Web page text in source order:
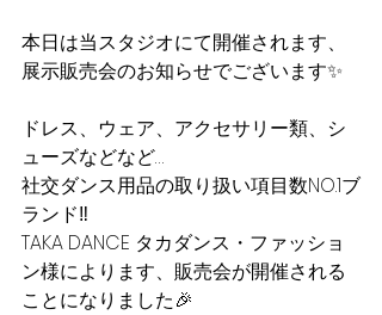
本日は当スタジオにて開催されます、
展示販売会のお知らせでございます✨
ドレス、ウェア、アクセサリー類、シ
ューズなどなど…
社交ダンス用品の取り扱い項目数NO.1ブ
ランド‼︎
TAKA DANCE タカダンス・ファッショ
ン様によります、販売会が開催される
ことになりました🎉